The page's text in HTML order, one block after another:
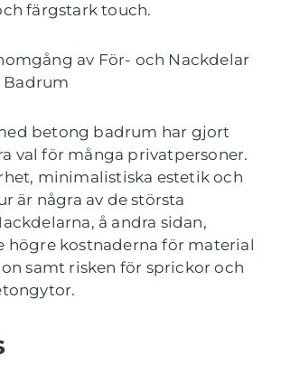
färgstark touch.
av För- och Nackdelar
Badrum
betong badrum har gjort
val för många privatpersoner.
minimalistiska estetik och
är några av de största
å andra sidan,
högre kostnaderna för material
samt risken för sprickor och